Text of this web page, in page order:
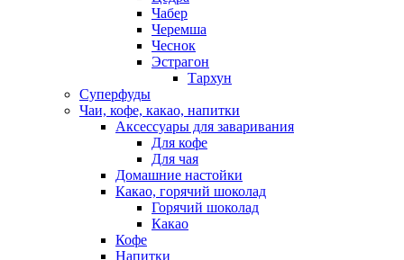
Чабер
Черемша
Чеснок
Эстрагон
Тархун
Суперфуды
Чаи, кофе, какао, напитки
Аксессуары для заваривания
Для кофе
Для чая
Домашние настойки
Какао, горячий шоколад
Горячий шоколад
Какао
Кофе
Напитки